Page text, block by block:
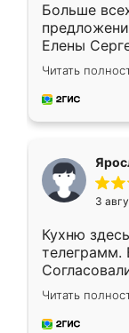
Больше
Елены
короткие
для замера
предложил
Читать
3
Кухню
телеграмм.
недели
довольны
мебель за
Читать